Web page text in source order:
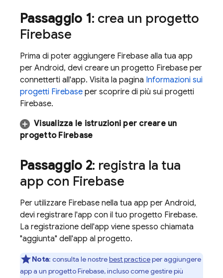
Passaggio 1: crea un progetto
Firebase
Prima di poter aggiungere Firebase alla tua app
per Android, devi creare un progetto Firebase per
connetterti all'app. Visita la pagina Informazioni sui
progetti Firebase per scoprire di più sui progetti
Firebase.
Visualizza le istruzioni per creare un
progetto Firebase
Passaggio 2: registra la tua
app con Firebase
Per utilizzare Firebase nella tua app per Android,
devi registrare l'app con il tuo progetto Firebase.
La registrazione dell'app viene spesso chiamata
"aggiunta" dell'app al progetto.
Nota: consulta le nostrebest practiceper aggiungere
app a un progetto Firebase, incluso come gestire più